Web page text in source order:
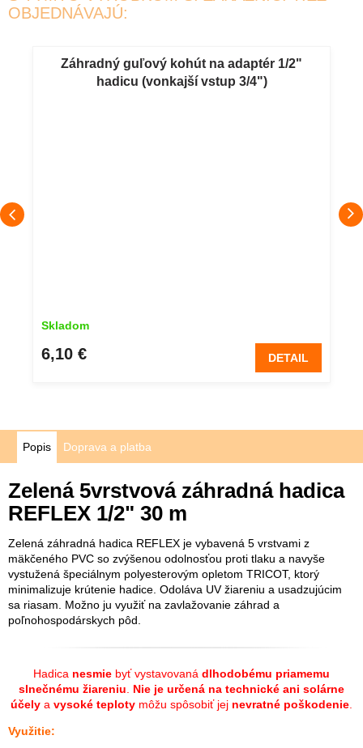
OBJEDNÁVAJÚ:
Záhradný guľový kohút na adaptér 1/2"
hadicu (vonkajší vstup 3/4")
Skladom
6,10 € DETAIL
Popis Doprava a platba
Zelená 5vrstvová záhradná hadica
REFLEX 1/2" 30 m
Zelená záhradná hadica REFLEX je vybavená 5 vrstvami z
mäkčeného PVC so zvýšenou odolnosťou proti tlaku a navyše
vystužená špeciálnym polyesterovým opletom TRICOT, ktorý
minimalizuje krútenie hadice. Odoláva UV žiareniu a usadzujúcim
sa riasam. Možno ju využiť na zavlažovanie záhrad a
poľnohospodárskych pôd.
Hadica nesmie byť vystavovaná dlhodobému priamemu
slnečnému žiareniu
Nie je určená na technické ani solárne
účely a vysoké teploty môžu spôsobiť jej nevratné poškodenie
Využitie: